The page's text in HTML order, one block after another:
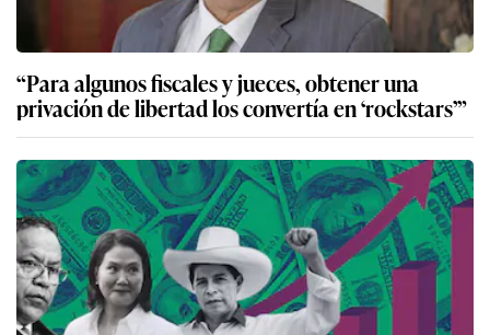
“Para algunos fiscales y jueces, obtener una
privación de libertad los convertía en ‘rockstars’”